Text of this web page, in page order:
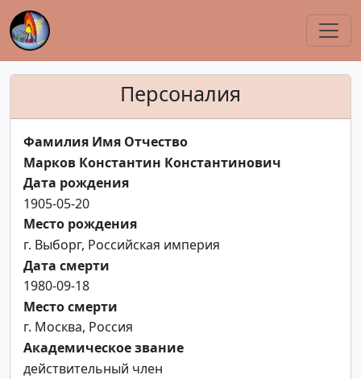
Персоналия
Фамилия Имя Отчество
Марков Константин Константинович
Дата рождения
1905-05-20
Место рождения
г. Выборг, Российская империя
Дата смерти
1980-09-18
Место смерти
г. Москва, Россия
Академическое звание
действительный член